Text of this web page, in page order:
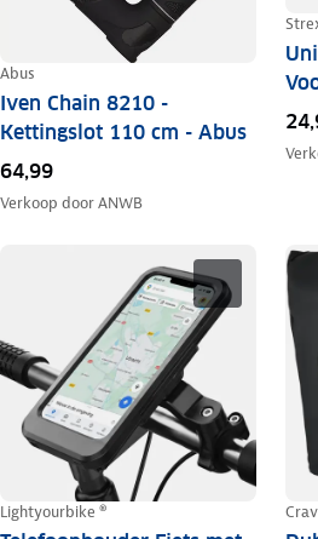
Abus
Iven Chain 8210 -
Kettingslot 110 cm - Abus
64,99
Verkoop doorANWB
Lightyourbike ®